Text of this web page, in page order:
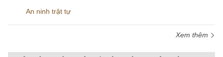
An ninh trật tự
Xem thêm